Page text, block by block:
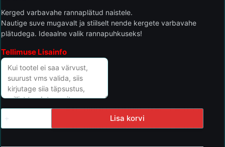
Kerged varbavahe rannaplätud naistele.
Nautige suve mugavalt ja stiilselt nende kergete varbavahe
plätudega. Ideaalne valik rannapuhkuseks!
Tellimuse Lisainfo
Lisa korvi